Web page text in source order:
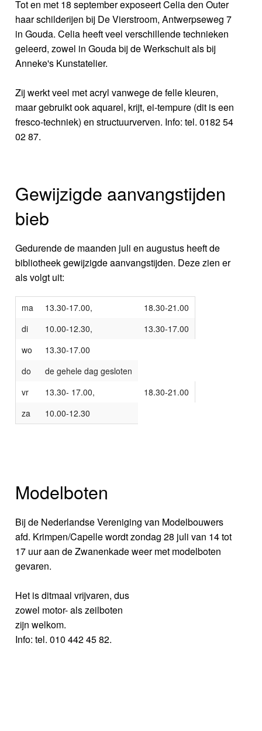
Tot en met 18 september exposeert Celia den Outer
haar schilderijen bij De Vierstroom, Antwerpseweg 7
in Gouda. Celia heeft veel verschillende technieken
geleerd, zowel in Gouda bij de Werkschuit als bij
Anneke's Kunstatelier.
Zij werkt veel met acryl vanwege de felle kleuren,
maar gebruikt ook aquarel, krijt, ei-tempure (dit is een
fresco-techniek) en structuurverven. Info: tel. 0182 54
02 87.
Gewijzigde aanvangstijden
bieb
Gedurende de maanden juli en augustus heeft de
bibliotheek gewijzigde aanvangstijden. Deze zien er
als volgt uit:
ma 13.30-17.00,
18.30-21.00
di
10.00-12.30,
13.30-17.00
wo
13.30-17.00
do
de gehele dag gesloten
vr
13.30- 17.00,
18.30-21.00
za
10.00-12.30
Modelboten
Bij de Nederlandse Vereniging van Modelbouwers
afd. Krimpen/Capelle wordt zondag 28 juli van 14 tot
17 uur aan de Zwanenkade weer met modelboten
gevaren.
Het is ditmaal vrijvaren, dus
zowel motor- als zeilboten
zijn welkom.
Info: tel. 010 442 45 82.